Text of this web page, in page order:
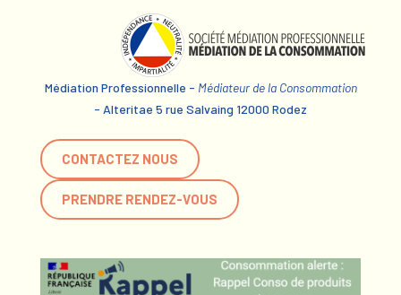
Médiation Professionnelle - Médiateur de la Consommation
- Alteritae 5 rue Salvaing 12000 Rodez
CONTACTEZ NOUS
PRENDRE RENDEZ-VOUS